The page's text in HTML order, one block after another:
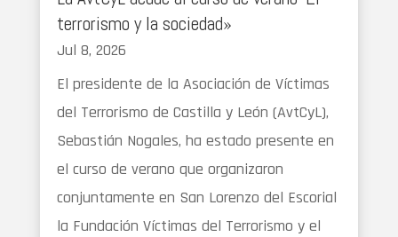
terrorismo y la sociedad»
Jul 8, 2026
El presidente de la Asociación de Víctimas
del Terrorismo de Castilla y León (AvtCyL),
Sebastián Nogales, ha estado presente en
el curso de verano que organizaron
conjuntamente en San Lorenzo del Escorial
la Fundación Víctimas del Terrorismo y el